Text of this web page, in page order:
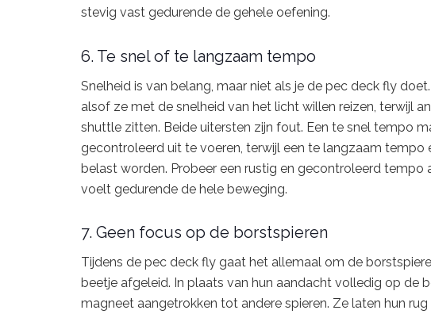
stevig vast gedurende de gehele oefening.
6. Te snel of te langzaam tempo
Snelheid is van belang, maar niet als je de pec deck fly
alsof ze met de snelheid van het licht willen reizen, terwijl
shuttle zitten. Beide uitersten zijn fout. Een te snel tempo
gecontroleerd uit te voeren, terwijl een te langzaam tempo
belast worden. Probeer een rustig en gecontroleerd tempo
voelt gedurende de hele beweging.
7. Geen focus op de borstspieren
Tijdens de pec deck fly gaat het allemaal om de
beetje afgeleid. In plaats van hun aandacht volledig op de
magneet aangetrokken tot andere spieren. Ze laten hun